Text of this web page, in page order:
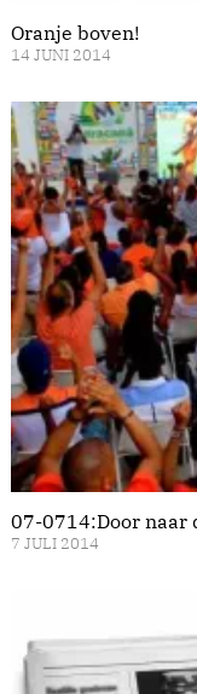
Oranje boven!
14 JUNI 2014
07-0714:Door naar
7 JULI 2014